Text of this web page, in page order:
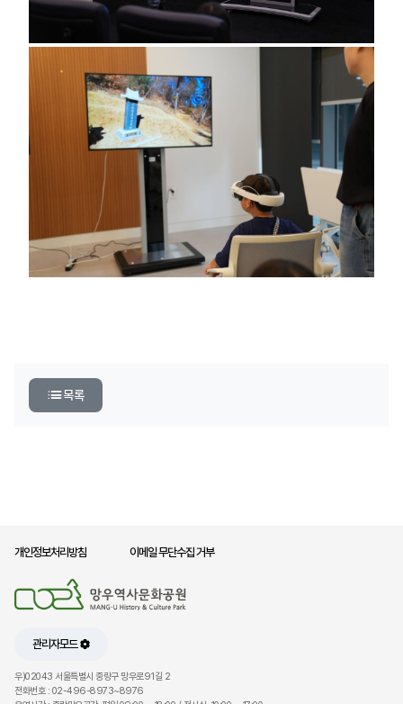
목록
개인정보처리방침 이메일 무단수집 거부
관리자모드
우)02043 서울특별시 중랑구 망우로91길 2
전화번호 : 02-496-8973~8976